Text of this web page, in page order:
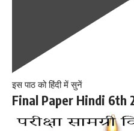
इस पाठ को हिंदी में सुनें
Final Paper Hindi 6th